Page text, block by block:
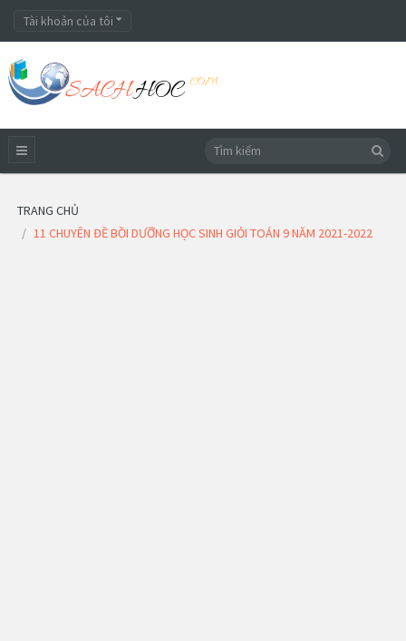
Tài khoản của tôi
TRANG CHỦ
11 CHUYÊN ĐỀ BỒI DƯỠNG HỌC SINH GIỎI TOÁN 9 NĂM 2021-2022